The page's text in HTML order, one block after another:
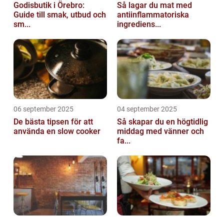
Godisbutik i Örebro:
Guide till smak, utbud och
sm...
Så lagar du mat med
antiinflammatoriska
ingrediens...
06 september 2025
De bästa tipsen för att
använda en slow cooker
04 september 2025
Så skapar du en högtidlig
middag med vänner och
fa...